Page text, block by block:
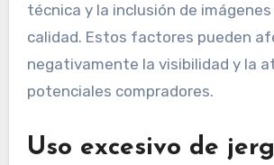
técnica y la inclusión de
calidad. Estos factores pueden
negativamente la visibilidad y la
potenciales compradores.
Uso excesivo de